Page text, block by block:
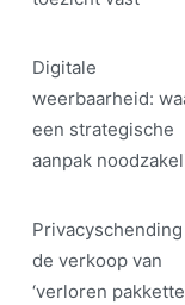
Digitale
weerbaarheid:
een strategische
aanpak
de verkoop van
‘verloren